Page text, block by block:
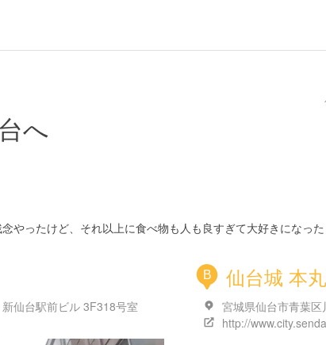
へ
やったけど、それ以上に食べ物も人も良すぎて大好きになった
仙台駅前ビル 3F318号室
B 仙台城 本
宮城県仙台市青葉区